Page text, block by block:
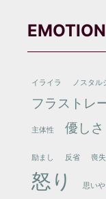
EMOTION
イライラ ノスタル
フラストレ
主体性
優しさ
励まし 反省 喪
怒り 思い